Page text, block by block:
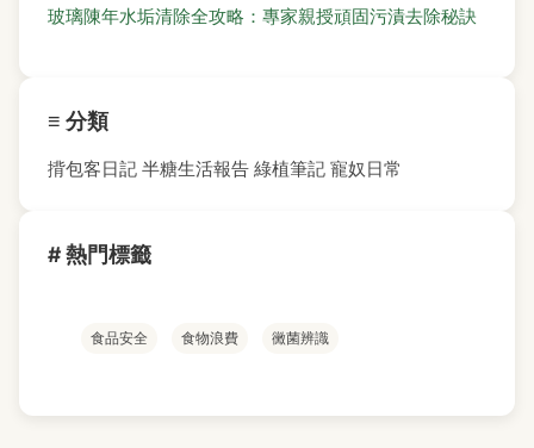
玻璃陳年水垢清除全攻略：專家親授頑固污漬去除秘訣
≡ 分類
揹包客日記 半糖生活報告 綠植筆記 寵奴日常
# 熱門標籤
食品安全 食物浪費 黴菌辨識